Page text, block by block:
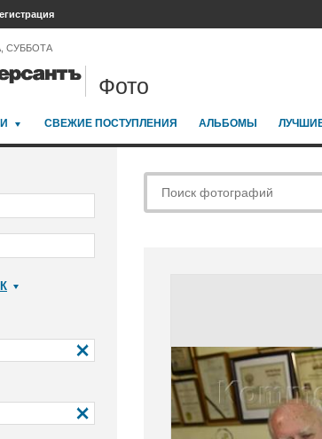
СУББОТА
Фото
СВЕЖИЕ ПОСТУПЛЕНИЯ АЛЬБОМЫ